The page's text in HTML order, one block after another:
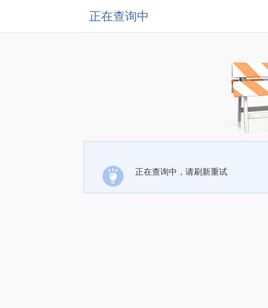
正在查询中
正在查询中，请刷新重试